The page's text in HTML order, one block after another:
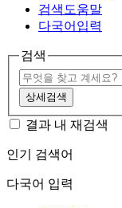
검색도움말
다국어입력
검색
상세검색
결과 내 재검색
인기 검색어
다국어 입력